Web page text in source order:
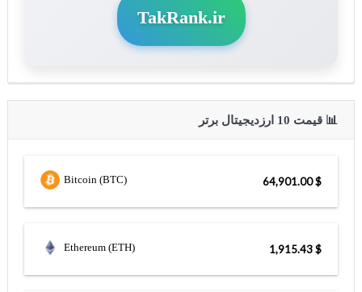
TakRank.ir
📊 قیمت 10 ارزدیجیتال برتر
Bitcoin (BTC) $ 64,901.00
Ethereum (ETH) $ 1,915.43